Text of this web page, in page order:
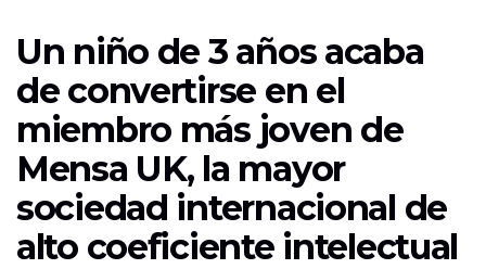
Un niño de 3 años acaba
de convertirse en el
miembro más joven de
Mensa UK, la mayor
sociedad internacional de
alto coeficiente intelectual